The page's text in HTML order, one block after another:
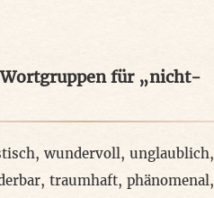
für „nicht-
, wundervoll, unglaublich,
, traumhaft, phänomenal,